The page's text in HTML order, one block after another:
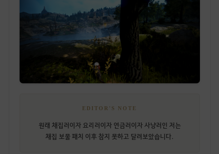
EDITOR'S NOTE
원래 채집러이자 요리러이자 연금러이자 사냥러인 저는
채집 보물 패치 이후 참지 못하고 달려보았습니다.